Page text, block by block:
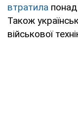
втратила понад
Також
військової